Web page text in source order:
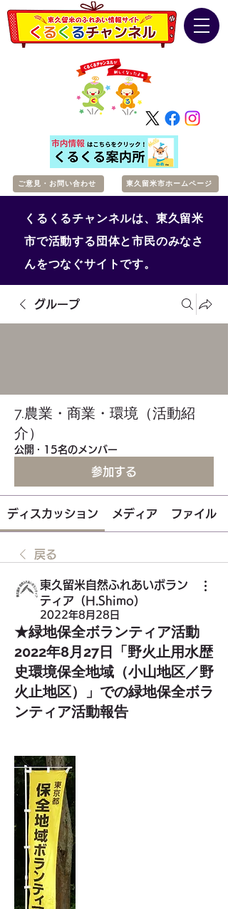
ご意見・お問い合わせ 東久留米市ホームページ
くるくるチャンネルは、東久留米
市で活動する団体と市民のみなさ
んをつなぐサイトです。
グループ
7.農業・商業・環境（活動紹
介）
公開 · 15名のメンバー
参加する
ディスカッション メディア ファイル
戻る
東久留米自然ふれあいボラン
ティア（H.Shimo）
2022年8月28日
★緑地保全ボランティア活動
2022年8月27日「野火止用水歴
史環境保全地域（小山地区／野
火止地区）」での緑地保全ボラ
ンティア活動報告